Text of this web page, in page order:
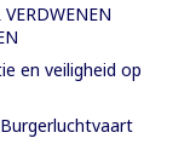
en veiligheid op